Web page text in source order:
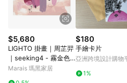
則請以點數紅包活動說明為準。 11. 若
頁面後才首次下載 Pinkoi APP 並完成
上，首次下載 Pinkoi APP 後，需透過
面，方享導購資格。
$5,680
LIGHTO 掛畫｜周芷羿
｜seeking4 - 霧金色
鋁框-50 x 70 cm
Marais 瑪黑家居
$180
手繪卡片
亞洲跨境設計購物
1%